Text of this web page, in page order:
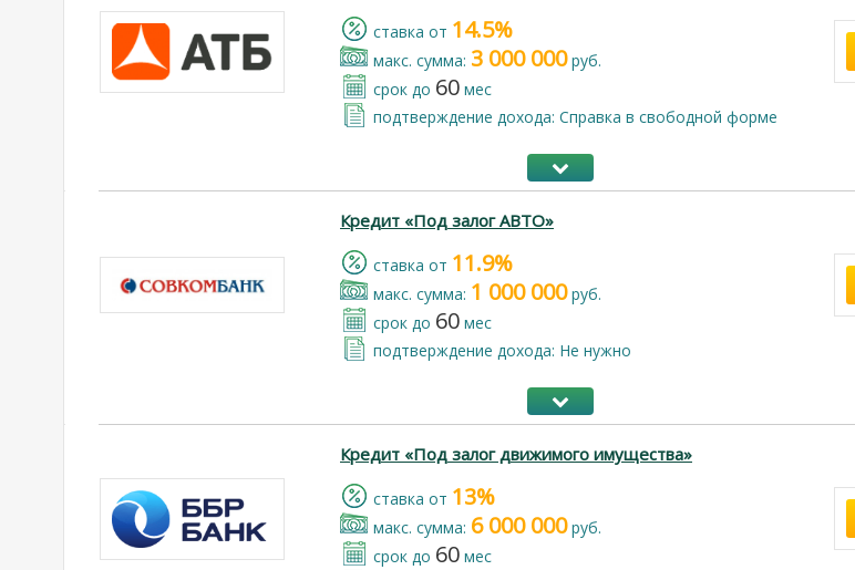
cтавка от 14.5%
макс. сумма: 3 000 000руб.
срок до 60 мес
подтверждение дохода: Cправка в свободной форме
Кредит «Под залог АВТО»
cтавка от 11.9%
макс. сумма: 1 000 000руб.
срок до 60 мес
подтверждение дохода: Не нужно
Кредит «Под залог движимого имущества»
cтавка от 13%
макс. сумма: 6 000 000руб.
срок до 60 мес